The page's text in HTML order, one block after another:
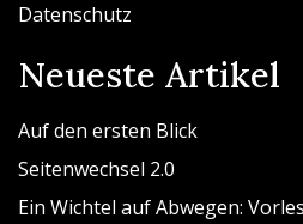
Datenschutz
Neueste Artikel
Auf den ersten Blick
Seitenwechsel 2.0
Ein Wichtel auf Abwegen: